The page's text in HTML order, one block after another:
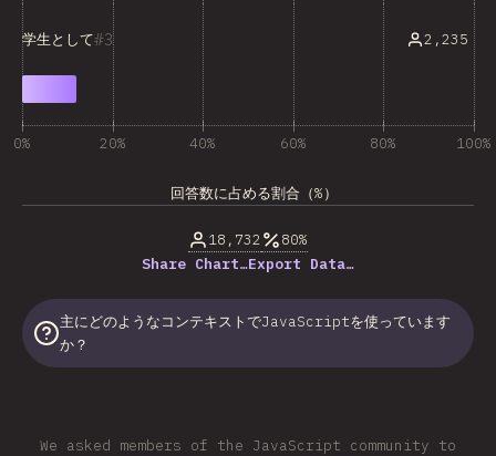
3
学生として 2,235
0% 20% 40% 60% 80% 100%
回答数に占める割合（%）
18,732
80%
Share Chart…Export Data…
主にどのようなコンテキストでJavaScriptを使っています
か？
We asked members of the JavaScript community to